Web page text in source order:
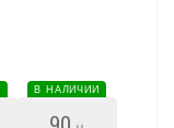
В НАЛИЧИИ